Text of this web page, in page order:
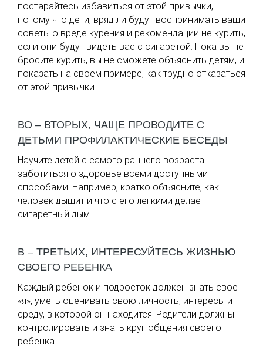
постарайтесь избавиться от этой привычки,
потому что дети, вряд ли будут воспринимать ваши
советы о вреде курения и рекомендации не курить,
если они будут видеть вас с сигаретой. Пока вы не
бросите курить, вы не сможете объяснить детям, и
показать на своем примере, как трудно отказаться
от этой привычки.
ВО – ВТОРЫХ, ЧАЩЕ ПРОВОДИТЕ С
ДЕТЬМИ ПРОФИЛАКТИЧЕСКИЕ БЕСЕДЫ
Научите детей с самого раннего возраста
заботиться о здоровье всеми доступными
способами. Например, кратко объясните, как
человек дышит и что с его легкими делает
сигаретный дым.
В – ТРЕТЬИХ, ИНТЕРЕСУЙТЕСЬ ЖИЗНЬЮ
СВОЕГО РЕБЕНКА
Каждый ребенок и подросток должен знать свое
«я», уметь оценивать свою личность, интересы и
среду, в которой он находится. Родители должны
контролировать и знать круг общения своего
ребенка.